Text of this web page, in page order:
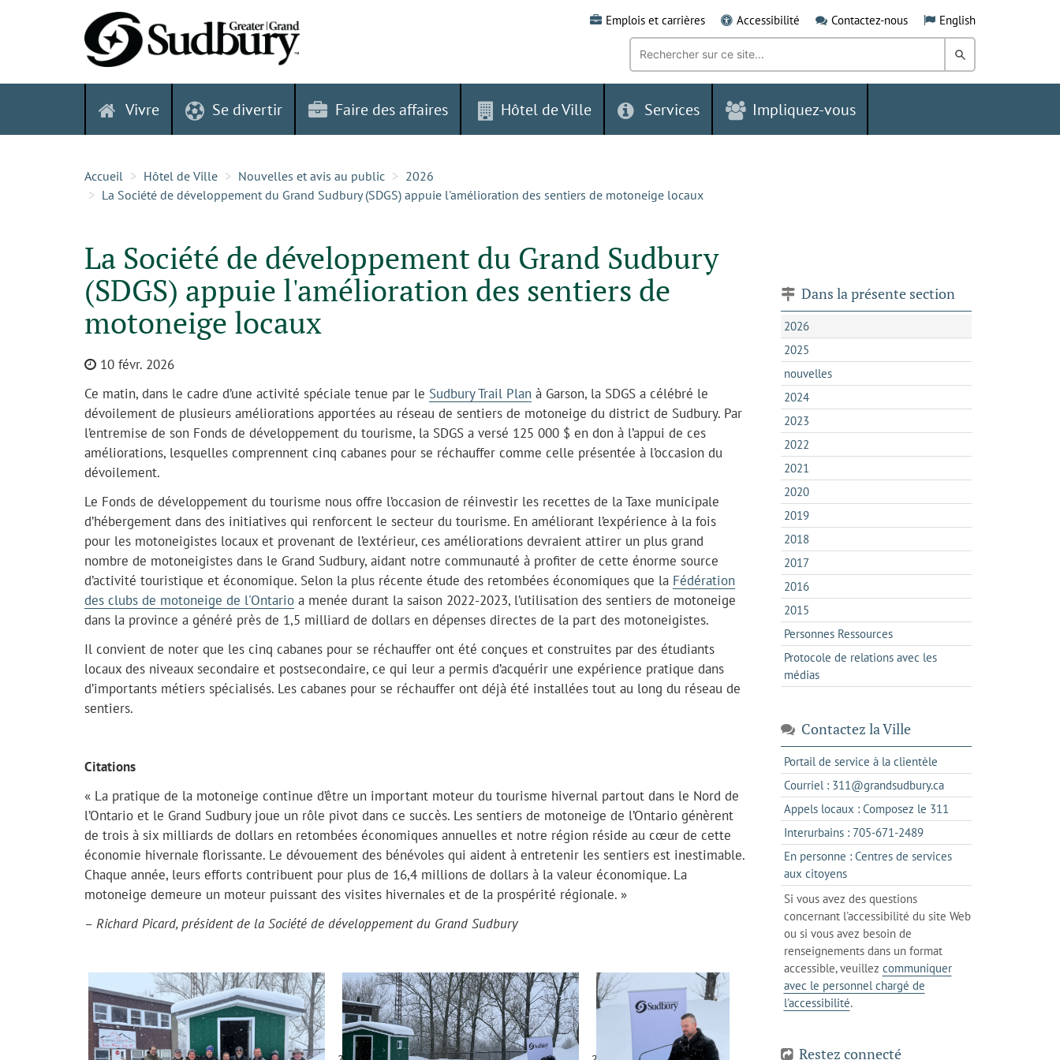
Emplois et carrières Accessibilité Contactez-nous English
Recherche
mot-
clé:
Rechercher
dans
Grand
Vivre Se divertir Faire des affaires Hôtel de Ville Services Impliquez-vous
Accueil Hôtel de Ville Nouvelles et avis au public
2026
La Société de développement du Grand Sudbury (SDGS) appuie l'amélioration des sentiers de motoneige locaux
La Société de développement du Grand Sudbury
(SDGS) appuie l'amélioration des sentiers de
motoneige locaux
10 févr. 2026
Ce matin, dans le cadre d’une activité spéciale tenue par le Sudbury Trail Plan à Garson, la SDGS a célébré le
dévoilement de plusieurs améliorations apportées au réseau de sentiers de motoneige du district de Sudbury. Par
l’entremise de son Fonds de développement du tourisme, la SDGS a versé 125 000 $ en don à l’appui de ces
améliorations, lesquelles comprennent cinq cabanes pour se réchauffer comme celle présentée à l’occasion du
dévoilement.
Le Fonds de développement du tourisme nous offre l’occasion de réinvestir les recettes de la Taxe municipale
d’hébergement dans des initiatives qui renforcent le secteur du tourisme. En améliorant l’expérience à la fois
pour les motoneigistes locaux et provenant de l’extérieur, ces améliorations devraient attirer un plus grand
nombre de motoneigistes dans le Grand Sudbury, aidant notre communauté à profiter de cette énorme source
d’activité touristique et économique. Selon la plus récente étude des retombées économiques que la Fédération
des clubs de motoneige de l'Ontario a menée durant la saison 2022-2023, l’utilisation des sentiers de motoneige
dans la province a généré près de 1,5 milliard de dollars en dépenses directes de la part des motoneigistes.
Il convient de noter que les cinq cabanes pour se réchauffer ont été conçues et construites par des étudiants
locaux des niveaux secondaire et postsecondaire, ce qui leur a permis d’acquérir une expérience pratique dans
d’importants métiers spécialisés. Les cabanes pour se réchauffer ont déjà été installées tout au long du réseau de
sentiers.
Citations
« La pratique de la motoneige continue d’être un important moteur du tourisme hivernal partout dans le Nord de
l’Ontario et le Grand Sudbury joue un rôle pivot dans ce succès. Les sentiers de motoneige de l’Ontario génèrent
de trois à six milliards de dollars en retombées économiques annuelles et notre région réside au cœur de cette
économie hivernale florissante. Le dévouement des bénévoles qui aident à entretenir les sentiers est inestimable.
Chaque année, leurs efforts contribuent pour plus de 16,4 millions de dollars à la valeur économique. La
motoneige demeure un moteur puissant des visites hivernales et de la prospérité régionale. »
– Richard Picard, président de la Société de développement du Grand Sudbury
Dans la présente section
2026
2025
nouvelles
2024
2023
2022
2021
2020
2019
2018
2017
2016
2015
Personnes Ressources
Protocole de relations avec les
médias
Contactez la Ville
Portail de service à la clientèles'ouvre
dans
un
nouvel
Courriel : 311@grandsudbury.cas'ouvre
dans
votre
de
Appels locaux : Composez le 311
dans
un
client
téléphone
Interurbains : 705-671-2489s'ouvre
dans
client
votre
En personne : Centres de services
aux citoyenss'ouvre
dans
l'onglet
actuel
Si vous avez des questions
concernant l'accessibilité du site Web
ou si vous avez besoin de
renseignements dans un format
accessible, veuillez communiquer
avec le personnel chargé de
l'accessibilité.
Restez connecté